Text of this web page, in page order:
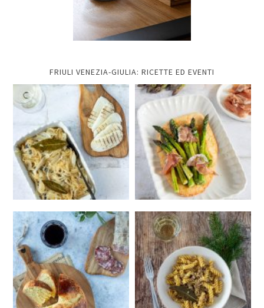
FRIULI VENEZIA-GIULIA: RICETTE ED EVENTI